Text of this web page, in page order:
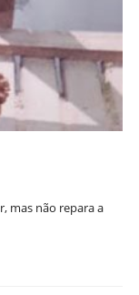
mas não repara a